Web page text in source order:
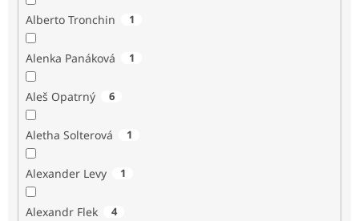
Alberto Tronchin 1
Alenka Panáková 1
Aleš Opatrný 6
Aletha Solterová 1
Alexander Levy 1
Alexandr Flek 4